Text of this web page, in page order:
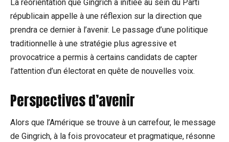
La réorientation que Gingrich a initiée au sein du Parti
républicain appelle à une réflexion sur la direction que
prendra ce dernier à l’avenir. Le passage d’une politique
traditionnelle à une stratégie plus agressive et
provocatrice a permis à certains candidats de capter
l’attention d’un électorat en quête de nouvelles voix.
Perspectives d’avenir
Alors que l’Amérique se trouve à un carrefour, le message
de Gingrich, à la fois provocateur et pragmatique, résonne